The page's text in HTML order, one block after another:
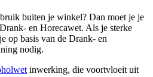
buiten je winkel? Dan moet je je
en Horecawet. Als je sterke
op basis van de Drank- en
nodig.
inwerking, die voortvloeit uit